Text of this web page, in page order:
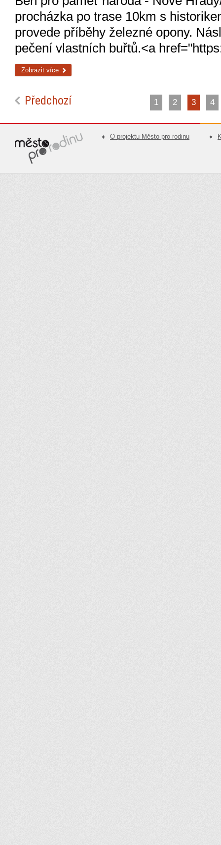
procházka po trase 10km s
provede příběhy železné opony.
pečení vlastních buřtů.<a
Zobrazit více
Předchozí 1 2 3 4
O projektu Město pro rodinu